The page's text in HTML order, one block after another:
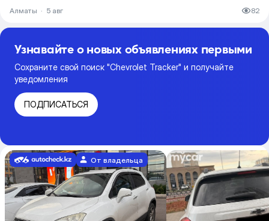
Алматы · 5 авг 82
Узнавайте о новых объявлениях первыми
Сохраните свой поиск "Chevrolet Tracker" и получайте
уведомления
ПОДПИСАТЬСЯ
От владельца